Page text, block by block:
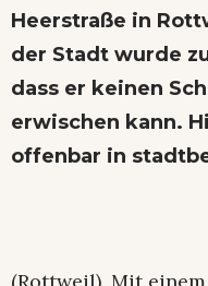
Heerstraße in
der Stadt wurde
dass er keinen
erwischen kann.
offenbar in